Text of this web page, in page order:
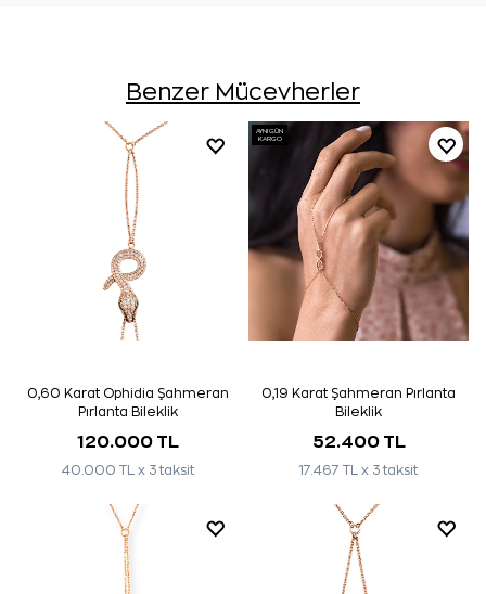
Benzer Mücevherler
0,60 Karat Ophidia Şahmeran
Pırlanta Bileklik
120.000 TL
40.000 TL x 3 taksit
AYNI GÜN
KARGO
0,19 Karat Şahmeran Pırlanta
Bileklik
52.400 TL
17.467 TL x 3 taksit